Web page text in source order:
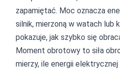
zapamiętać. Moc oznacza
silnik, mierzoną w watach lub
pokazuje, jak szybko się
Moment obrotowy to siła
mierzy, ile energii elektrycznej